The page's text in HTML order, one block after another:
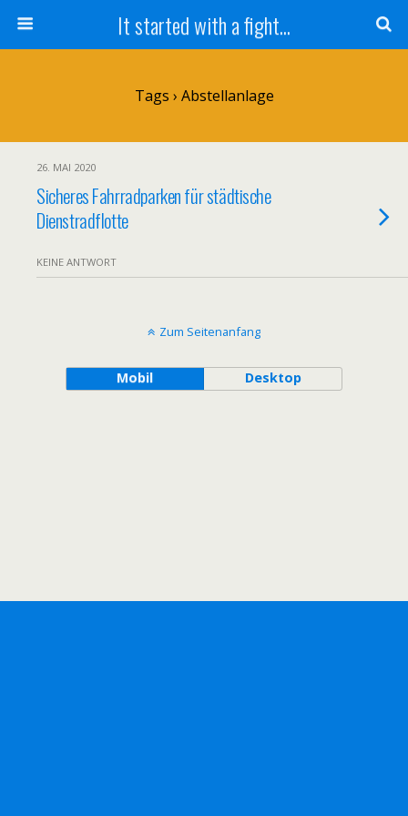
It started with a fight...
Tags › Abstellanlage
26. MAI 2020
Sicheres Fahrradparken für städtische
Dienstradflotte
KEINE ANTWORT
Zum Seitenanfang
Mobil Desktop